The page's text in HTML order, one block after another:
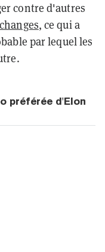
contre d'autres
, ce qui a
par lequel les
préférée d'Elon